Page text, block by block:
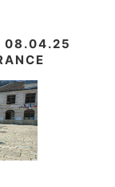
08.04.25